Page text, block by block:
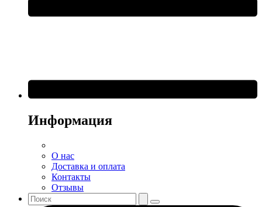
Информация
О нас
Доставка и оплата
Контакты
Отзывы